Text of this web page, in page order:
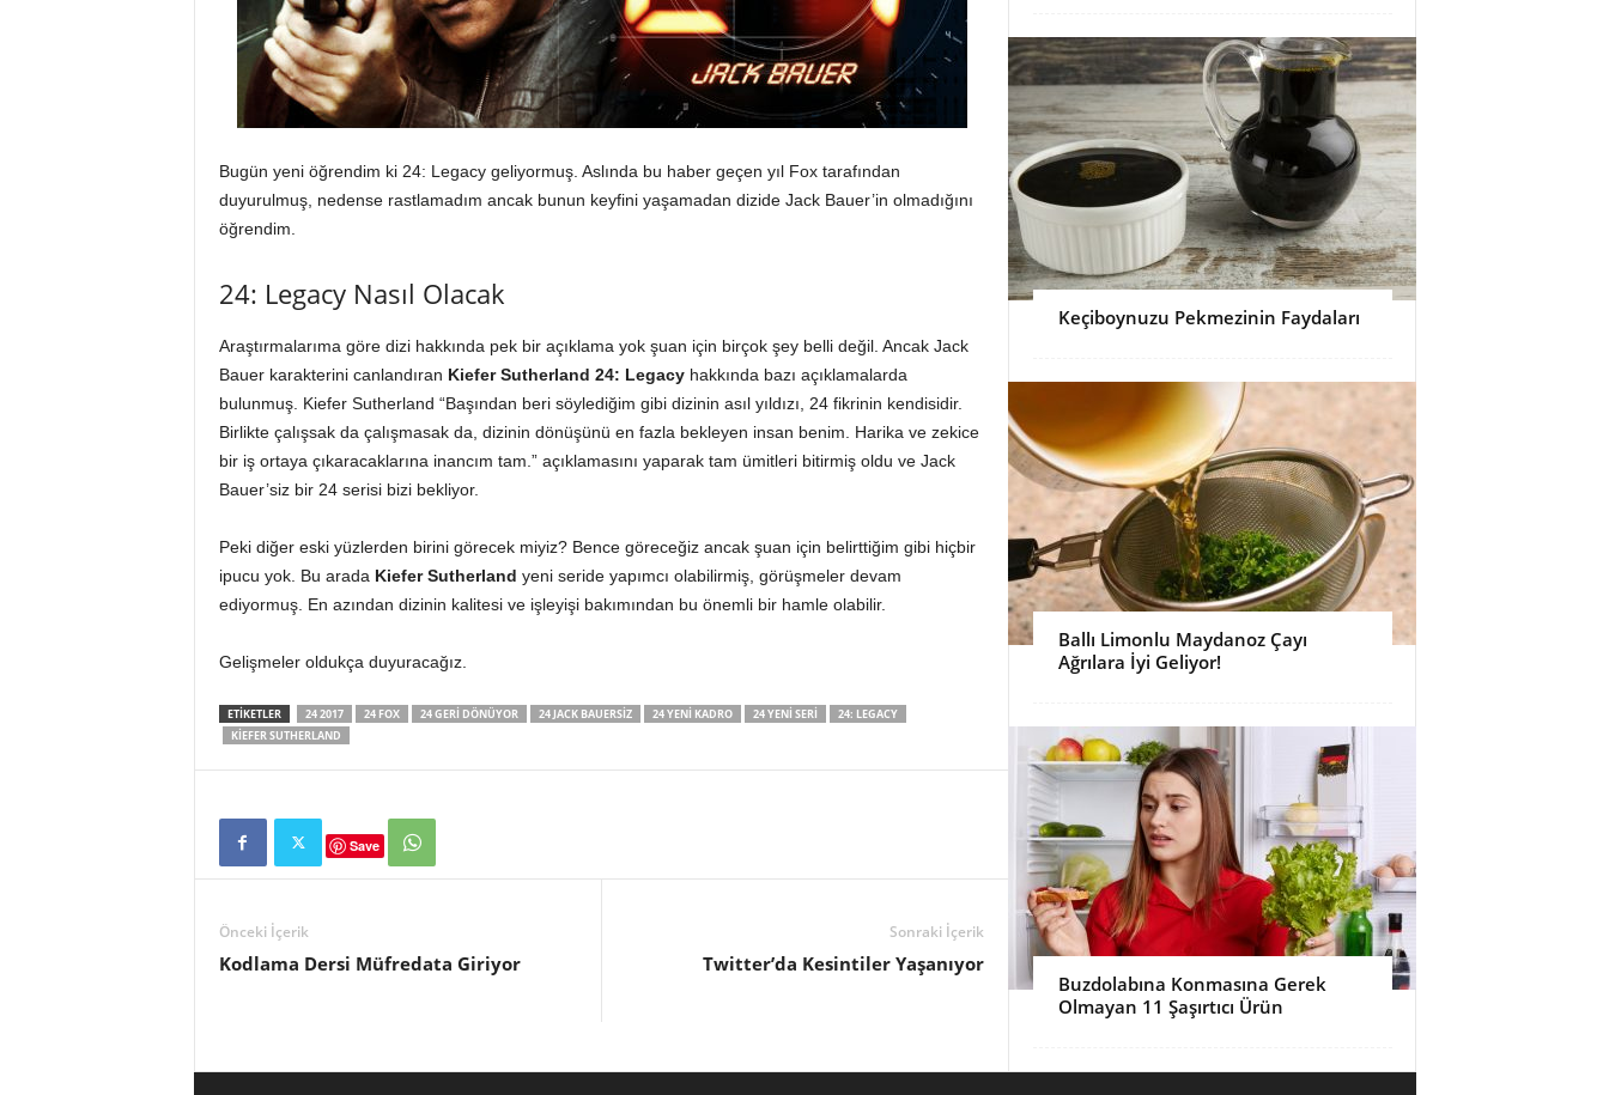
Bugün yeni öğrendim ki 24: Legacy geliyormuş. Aslında bu haber geçen yıl Fox tarafından
duyurulmuş, nedense rastlamadım ancak bunun keyfini yaşamadan dizide Jack Bauer’in olmadığını
öğrendim.
24: Legacy Nasıl Olacak
Araştırmalarıma göre dizi hakkında pek bir açıklama yok şuan için birçok şey belli değil. Ancak Jack
Bauer karakterini canlandıran Kiefer Sutherland 24: Legacyhakkında bazı açıklamalarda
bulunmuş. Kiefer Sutherland “Başından beri söylediğim gibi dizinin asıl yıldızı, 24 fikrinin kendisidir.
Birlikte çalışsak da çalışmasak da, dizinin dönüşünü en fazla bekleyen insan benim. Harika ve zekice
bir iş ortaya çıkaracaklarına inancım tam.” açıklamasını yaparak tam ümitleri bitirmiş oldu ve Jack
Bauer’siz bir 24 serisi bizi bekliyor.
Peki diğer eski yüzlerden birini görecek miyiz? Bence göreceğiz ancak şuan için belirttiğim gibi hiçbir
ipucu yok. Bu arada Kiefer Sutherland yeni seride yapımcı olabilirmiş, görüşmeler devam
ediyormuş. En azından dizinin kalitesi ve işleyişi bakımından bu önemli bir hamle olabilir.
Gelişmeler oldukça duyuracağız.
ETIKETLER 24 2017 24 FOX 24 GERI DÖNÜYOR 24 JACK BAUERSIZ 24 YENI KADRO 24 YENI SERI
24: LEGACY
KIEFER SUTHERLAND
Save
Önceki İçerik
Kodlama Dersi Müfredata Giriyor
Sonraki İçerik
Twitter’da Kesintiler Yaşanıyor
Keçiboynuzu Pekmezinin Faydaları
Ballı Limonlu Maydanoz Çayı
Ağrılara İyi Geliyor!
Buzdolabına Konmasına Gerek
Olmayan 11 Şaşırtıcı Ürün